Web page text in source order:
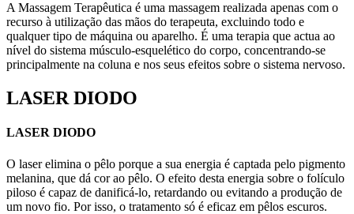
A Massagem Terapêutica é uma massagem realizada apenas com o
recurso à utilização das mãos do terapeuta, excluindo todo e
qualquer tipo de máquina ou aparelho. É uma terapia que actua ao
nível do sistema músculo-esquelético do corpo, concentrando-se
principalmente na coluna e nos seus efeitos sobre o sistema nervoso.
LASER DIODO
LASER DIODO
O laser elimina o pêlo porque a sua energia é captada pelo pigmento
melanina, que dá cor ao pêlo. O efeito desta energia sobre o folículo
piloso é capaz de danificá-lo, retardando ou evitando a produção de
um novo fio. Por isso, o tratamento só é eficaz em pêlos escuros.